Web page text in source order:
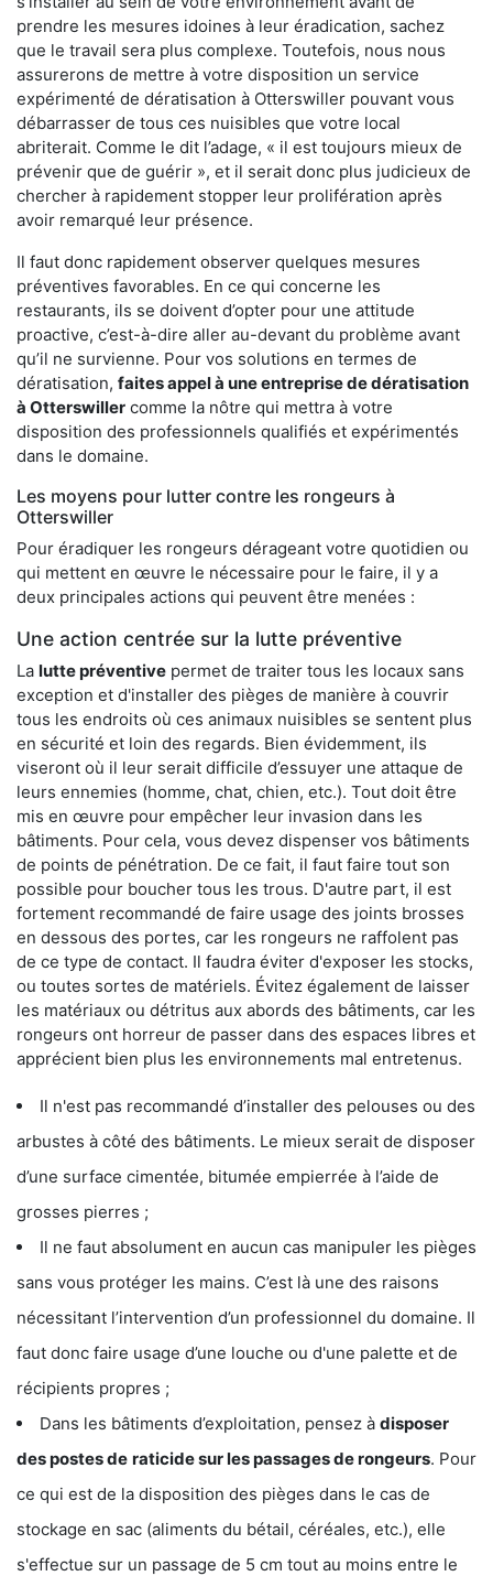
prendre les mesures idoines à leur éradication, sachez
que le travail sera plus complexe. Toutefois, nous nous
assurerons de mettre à votre disposition un service
expérimenté de dératisation à Otterswiller pouvant vous
débarrasser de tous ces nuisibles que votre local
abriterait. Comme le dit l’adage, « il est toujours mieux de
prévenir que de guérir », et il serait donc plus judicieux de
chercher à rapidement stopper leur prolifération après
avoir remarqué leur présence.
Il faut donc rapidement observer quelques mesures
préventives favorables. En ce qui concerne les
restaurants, ils se doivent d’opter pour une attitude
proactive, c’est-à-dire aller au-devant du problème avant
qu’il ne survienne. Pour vos solutions en termes de
dératisation, faites appel à une entreprise de dératisation
à Otterswiller comme la nôtre qui mettra à votre
disposition des professionnels qualifiés et expérimentés
dans le domaine.
Les moyens pour lutter contre les rongeurs à
Otterswiller
Pour éradiquer les rongeurs dérageant votre quotidien ou
qui mettent en œuvre le nécessaire pour le faire, il y a
deux principales actions qui peuvent être menées :
Une action centrée sur la lutte préventive
La lutte préventive permet de traiter tous les locaux sans
exception et d'installer des pièges de manière à couvrir
tous les endroits où ces animaux nuisibles se sentent plus
en sécurité et loin des regards. Bien évidemment, ils
viseront où il leur serait difficile d’essuyer une attaque de
leurs ennemies (homme, chat, chien, etc.). Tout doit être
mis en œuvre pour empêcher leur invasion dans les
bâtiments. Pour cela, vous devez dispenser vos bâtiments
de points de pénétration. De ce fait, il faut faire tout son
possible pour boucher tous les trous. D'autre part, il est
fortement recommandé de faire usage des joints brosses
en dessous des portes, car les rongeurs ne raffolent pas
de ce type de contact. Il faudra éviter d'exposer les stocks,
ou toutes sortes de matériels. Évitez également de laisser
les matériaux ou détritus aux abords des bâtiments, car les
rongeurs ont horreur de passer dans des espaces libres et
apprécient bien plus les environnements mal entretenus.
Il n'est pas recommandé d’installer des pelouses ou des
arbustes à côté des bâtiments. Le mieux serait de disposer
d’une surface cimentée, bitumée empierrée à l’aide de
grosses pierres ;
Il ne faut absolument en aucun cas manipuler les pièges
sans vous protéger les mains. C’est là une des raisons
nécessitant l’intervention d’un professionnel du domaine. Il
faut donc faire usage d’une louche ou d'une palette et de
récipients propres ;
Dans les bâtiments d’exploitation, pensez à disposer
des postes de raticide sur les passages de rongeurs. Pour
ce qui est de la disposition des pièges dans le cas de
stockage en sac (aliments du bétail, céréales, etc.), elle
s'effectue sur un passage de 5 cm tout au moins entre le